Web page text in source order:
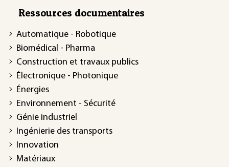
Ressources documentaires
Automatique - Robotique
Biomédical - Pharma
Construction et travaux publics
Électronique - Photonique
Énergies
Environnement - Sécurité
Génie industriel
Ingénierie des transports
Innovation
Matériaux